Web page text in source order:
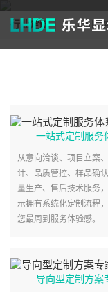
行业定制 定制优
一站式定制服务
从意向洽谈、项目立案
计、品质管控、样品确
量生产、售后技术服务
示拥有系统化定制流程
您最周到服务体验感。
导向型定制方案